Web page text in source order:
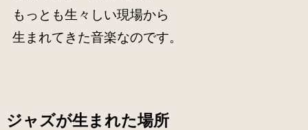
もっとも生々しい現場から
生まれてきた音楽なのです。
ジャズが生まれた場所